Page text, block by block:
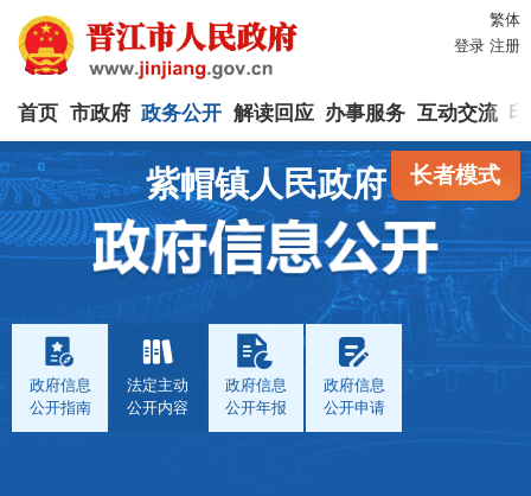
繁体
登录 注册
首页 市政府 政务公开 解读回应 办事服务 互动交流
长者模式
紫帽镇人民政府
政府信息
公开指南
法定主动
公开内容
政府信息
公开年报
政府信息
公开申请